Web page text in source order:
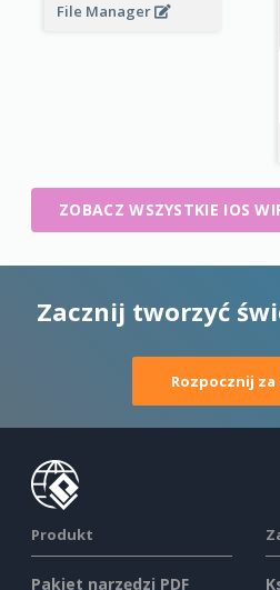
File Manager
ZOBACZ WSZYSTKIE IOS
Zacznij tworzyć
Rozpocznij za
Produkt
Pakiet narzędzi PDF